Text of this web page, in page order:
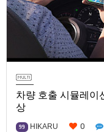
차량 호출 시뮬레이
상
99 HIKARU 0